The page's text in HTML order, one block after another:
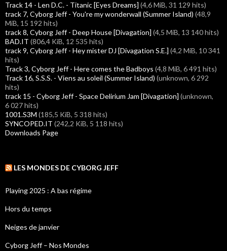
Track 14 - Len D.C. - Titanic [Eyes Dreams] (4,6 MiB, 31 129 hits)
track 7, Cyborg Jeff - You're my wonderwall (Summer Island) (48,9
MiB, 15 192 hits)
track 8, Cyborg Jeff - Deep House [Divagation] (4,5 MiB, 13 140 hits)
BAD.IT (806,4 KiB, 12 535 hits)
track 9, Cyborg Jeff - Hey mister DJ [Divagation S.E.] (4,2 MiB, 10 341
hits)
Track 3, Cyborg Jeff - Here comes the Badboys (4,8 MiB, 6 491 hits)
Track 16, S.S.S. - Viens au soleil (Summer Island) (unknown, 6 292
hits)
track 15 - Cyborg Jeff - Space Delirium Jam [Divagation] (unknown,
6 027 hits)
1001.S3M (185,5 KiB, 5 318 hits)
SYNCOPED.IT (242,2 KiB, 5 118 hits)
Downloads Page
LES MONDES DE CYBORG JEFF
Playing 2025 : A bas régime
Hors du temps
Neiges de janvier
Cyborg Jeff – Nos Mondes